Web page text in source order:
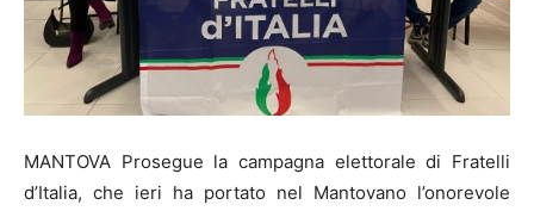
MANTOVA Prosegue la campagna elettorale di Fratelli
d’Italia, che ieri ha portato nel Mantovano l’onorevole